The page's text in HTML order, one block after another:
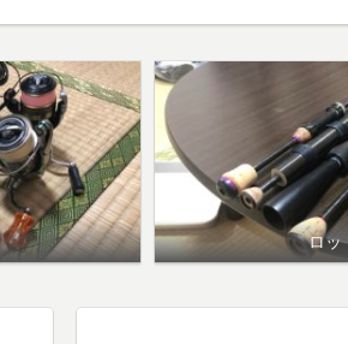
ロッ